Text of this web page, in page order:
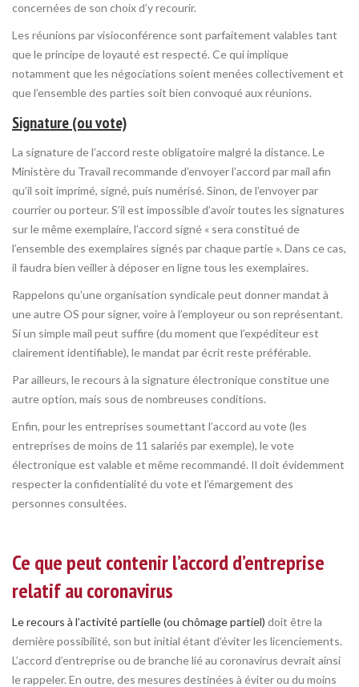
concernées de son choix d’y recourir.
Les réunions par visioconférence sont parfaitement valables tant
que le principe de loyauté est respecté. Ce qui implique
notamment que les négociations soient menées collectivement et
que l’ensemble des parties soit bien convoqué aux réunions.
Signature (ou vote)
La signature de l’accord reste obligatoire malgré la distance. Le
Ministère du Travail recommande d’envoyer l’accord par mail afin
qu’il soit imprimé, signé, puis numérisé. Sinon, de l’envoyer par
courrier ou porteur. S’il est impossible d’avoir toutes les signatures
sur le même exemplaire, l’accord signé « sera constitué de
l’ensemble des exemplaires signés par chaque partie ». Dans ce cas,
il faudra bien veiller à déposer en ligne tous les exemplaires.
Rappelons qu’une organisation syndicale peut donner mandat à
une autre OS pour signer, voire à l’employeur ou son représentant.
Si un simple mail peut suffire (du moment que l’expéditeur est
clairement identifiable), le mandat par écrit reste préférable.
Par ailleurs, le recours à la signature électronique constitue une
autre option, mais sous de nombreuses conditions.
Enfin, pour les entreprises soumettant l’accord au vote (les
entreprises de moins de 11 salariés par exemple), le vote
électronique est valable et même recommandé. Il doit évidemment
respecter la confidentialité du vote et l’émargement des
personnes consultées.
Ce que peut contenir l’accord d’entreprise
relatif au coronavirus
Le recours à l’activité partielle (ou chômage partiel) doit être la
dernière possibilité, son but initial étant d’éviter les licenciements.
L’accord d’entreprise ou de branche lié au coronavirus devrait ainsi
le rappeler. En outre, des mesures destinées à éviter ou du moins